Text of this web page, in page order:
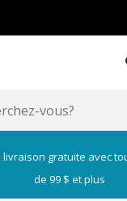
gratuite avec
de 99 $ et plus